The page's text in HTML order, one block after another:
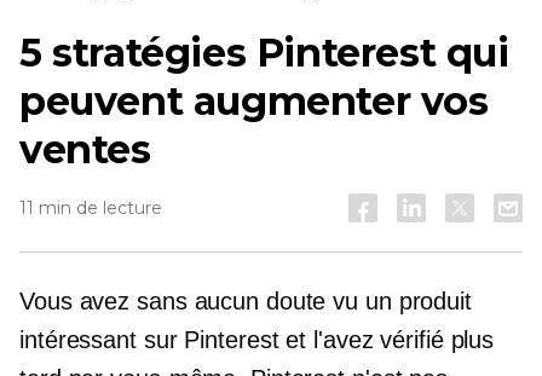
5 stratégies Pinterest qui
peuvent augmenter vos
ventes
11 min de lecture
Vous avez sans aucun doute vu un produit
intéressant sur Pinterest et l'avez vérifié plus